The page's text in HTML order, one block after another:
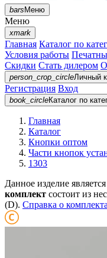
barsМеню
Меню
xmark
Главная Каталог по
Условия работы
Скидки Стать дилером
person_crop_circleЛичный
Регистрация Вход
book_circleКаталог по
Главная
Каталог
Кнопки оптом
Части кнопок
1303
Данное изделие
комплект состоит из
(D). Справка о